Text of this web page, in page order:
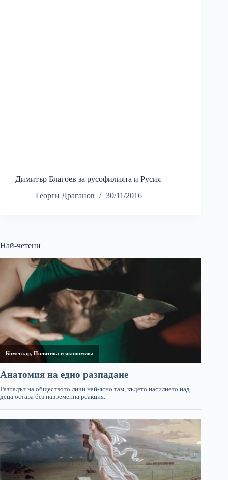
Димитър Благоев за русофилията и Русия
Георги Драганов
30/11/2016
Най-четени